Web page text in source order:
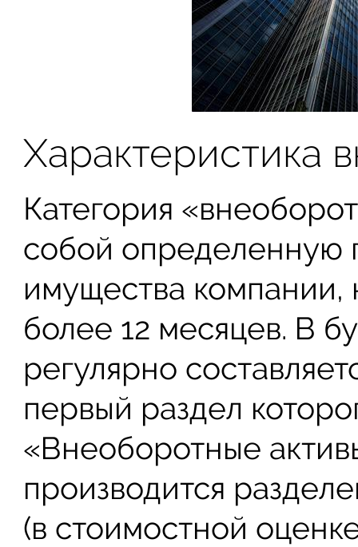
Характеристика
Категория
собой определенную
имущества компании,
более 12 месяцев. В
регулярно
первый раздел
«Внеоборотные
производится
(в стоимостной